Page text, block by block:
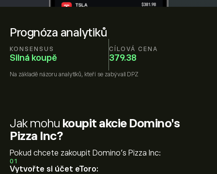
Prognóza analytiků
KONSENSUS
Silná koupě
CÍLOVÁ CENA
379.38
Na základě názoru analytiků, kteří se zabývali DPZ
Jak mohu koupit akcie Domino's
Pizza Inc?
Pokud chcete zakoupit Domino's Pizza Inc:
01
Vytvořte si účet eToro: